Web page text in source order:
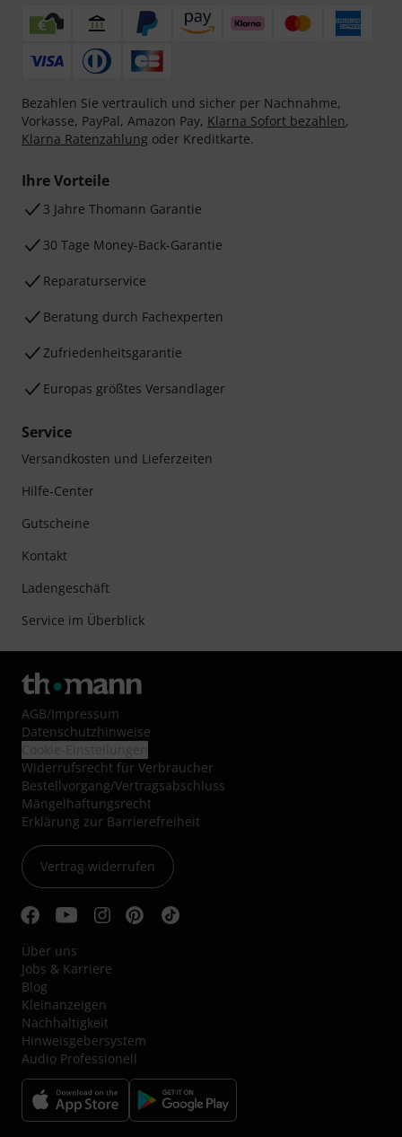
Bezahlen Sie vertraulich und sicher per Nachnahme,
Vorkasse, PayPal, Amazon Pay, Klarna Sofort bezahlen,
Klarna Ratenzahlung oder Kreditkarte.
Ihre Vorteile
3 Jahre Thomann Garantie
30 Tage Money-Back-Garantie
Reparaturservice
Beratung durch Fachexperten
Zufriedenheitsgarantie
Europas größtes Versandlager
Service
Versandkosten und Lieferzeiten
Hilfe-Center
Gutscheine
Kontakt
Ladengeschäft
Service im Überblick
AGB/Impressum
Datenschutzhinweise
Widerrufsrecht für Verbraucher
Bestellvorgang/Vertragsabschluss
Mängelhaftungsrecht
Erklärung zur Barrierefreiheit
Vertrag widerrufen
Über uns
Jobs & Karriere
Blog
Kleinanzeigen
Nachhaltigkeit
Hinweisgebersystem
Audio Professionell